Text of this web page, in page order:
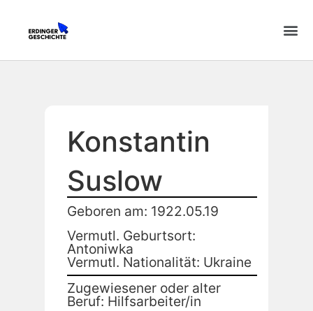
Konstantin
Suslow
Geboren am: 1922.05.19
Vermutl. Geburtsort:
Antoniwka
Vermutl. Nationalität: Ukraine
Zugewiesener oder alter
Beruf: Hilfsarbeiter/in